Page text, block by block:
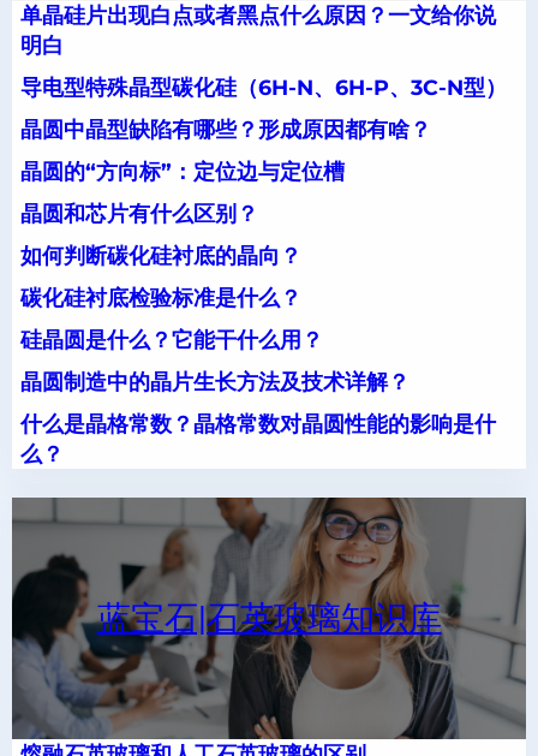
单晶硅片出现白点或者黑点什么原因？一文给你说
明白
导电型特殊晶型碳化硅（6H-N、6H-P、3C-N型）
晶圆中晶型缺陷有哪些？形成原因都有啥？
晶圆的“方向标”：定位边与定位槽
晶圆和芯片有什么区别？
如何判断碳化硅衬底的晶向？
碳化硅衬底检验标准是什么？
硅晶圆是什么？它能干什么用？
晶圆制造中的晶片生长方法及技术详解？
什么是晶格常数？晶格常数对晶圆性能的影响是什
么？
蓝宝石|石英玻璃知识库